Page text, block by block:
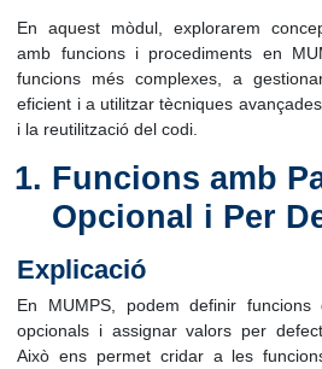
En aquest mòdul, explorarem
amb funcions i procediments en
funcions més complexes, a
eficient i a utilitzar tècniques
i la reutilització del codi.
Funcions amb
Opcional i Per
Explicació
En MUMPS, podem definir funcions
opcionals i assignar valors per
Això ens permet cridar a les